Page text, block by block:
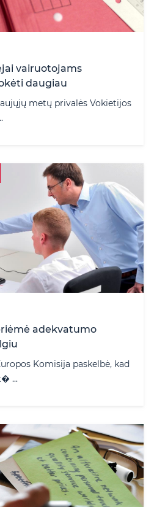
vairuotojams
daugiau
metų privalės Vokietijos
adekvatumo
Komisija paskelbė, kad
...